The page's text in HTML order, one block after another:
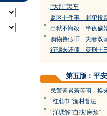
= “大肚”黑车
= 监区十件事 罪犯投
= 出狱不悔改 半夜偷
= 购物持假币 夫妻双
= 行骗来还债 获刑十
第五版：平安
= 民警苦累若等闲 换
= “红领巾”渔村普法
= “洋调解”自找“麻烦”